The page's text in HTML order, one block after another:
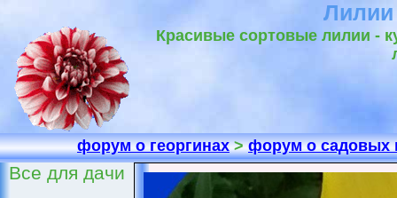
Лилии
Красивые сортовые лилии -
форум о георгинах>форум о садовых
Все для дачи